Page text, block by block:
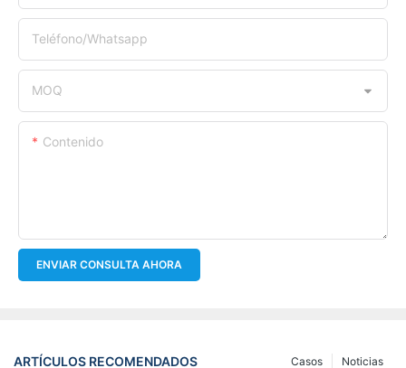
Teléfono/whatsapp
MOQ
Contenido
ENVIAR CONSULTA AHORA
ARTÍCULOS RECOMENDADOS Noticias
Casos